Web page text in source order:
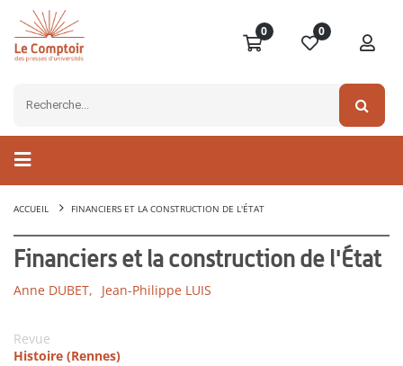
0 0
ACCUEIL FINANCIERS ET LA CONSTRUCTION DE L'ÉTAT
Financiers et la construction de l'État
Anne DUBET, Jean-Philippe LUIS
Revue
Histoire (Rennes)